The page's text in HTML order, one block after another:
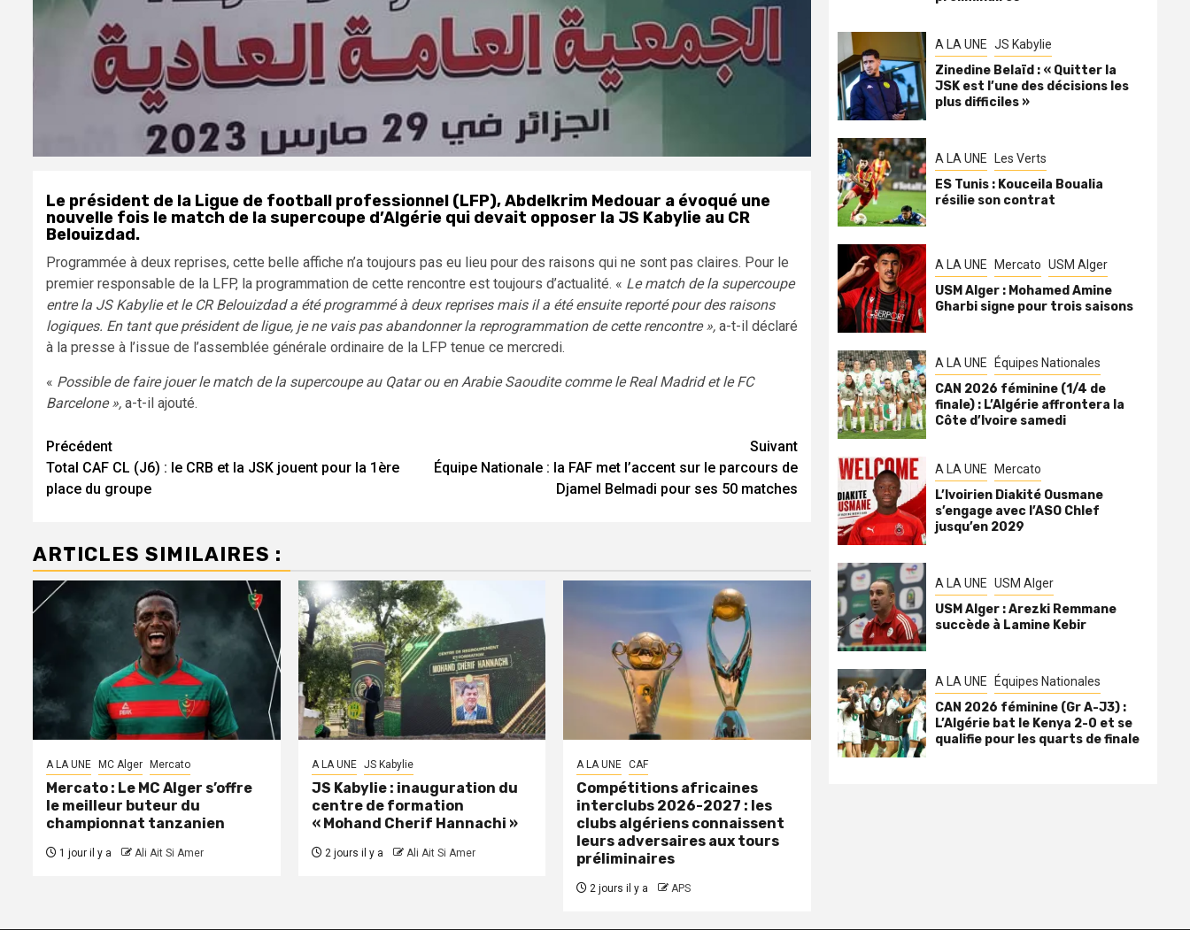
Le président de la Ligue de football professionnel (LFP), Abdelkrim Medouar a évoqué une
nouvelle fois le match de la supercoupe d’Algérie qui devait opposer la JS Kabylie au CR
Belouizdad.
Programmée à deux reprises, cette belle affiche n’a toujours pas eu lieu pour des raisons qui ne sont pas claires. Pour le
premier responsable de la LFP, la programmation de cette rencontre est toujours d’actualité. « Le match de la supercoupe
entre la JS Kabylie et le CR Belouizdad a été programmé à deux reprises mais il a été ensuite reporté pour des raisons
logiques. En tant que président de ligue, je ne vais pas abandonner la reprogrammation de cette rencontre », a-t-il déclaré
à la presse à l’issue de l’assemblée générale ordinaire de la LFP tenue ce mercredi.
« Possible de faire jouer le match de la supercoupe au Qatar ou en Arabie Saoudite comme le Real Madrid et le FC
Barcelone », a-t-il ajouté.
Navigation
d’article
Précédent
Total CAF CL (J6) : le CRB et la JSK jouent pour la 1ère
place du groupe
Suivant
Équipe Nationale : la FAF met l’accent sur le parcours de
Djamel Belmadi pour ses 50 matches
ARTICLES SIMILAIRES :
A LA UNE MC Alger Mercato
Mercato : Le MC Alger s’offre
le meilleur buteur du
championnat tanzanien
1 jour il y a Ali Ait Si Amer
A LA UNE JS Kabylie
JS Kabylie : inauguration du
centre de formation
« Mohand Cherif Hannachi »
2 jours il y a Ali Ait Si Amer
A LA UNE CAF
Compétitions africaines
interclubs 2026-2027 : les
clubs algériens connaissent
leurs adversaires aux tours
préliminaires
2 jours il y a APS
A LA UNE JS Kabylie
Zinedine Belaïd : « Quitter la
JSK est l’une des décisions les
plus difficiles »
A LA UNE Les Verts
ES Tunis : Kouceila Boualia
résilie son contrat
A LA UNE Mercato USM Alger
USM Alger : Mohamed Amine
Gharbi signe pour trois saisons
A LA UNE Équipes Nationales
CAN 2026 féminine (1/4 de
finale) : L’Algérie affrontera la
Côte d’Ivoire samedi
A LA UNE Mercato
L’Ivoirien Diakité Ousmane
s’engage avec l’ASO Chlef
jusqu’en 2029
A LA UNE USM Alger
USM Alger : Arezki Remmane
succède à Lamine Kebir
A LA UNE Équipes Nationales
CAN 2026 féminine (Gr A-J3) :
L’Algérie bat le Kenya 2-0 et se
qualifie pour les quarts de finale